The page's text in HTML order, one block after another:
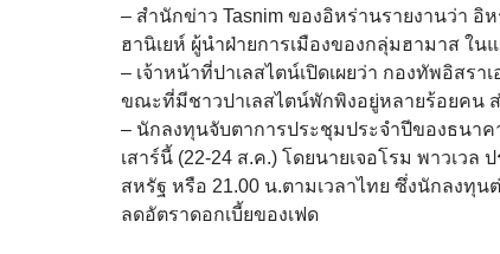
– สำนักข่าว Tasnim ของอิหร่านรายงานว่า
ฮานิเยห์ ผู้นำฝ่ายการเมืองของกลุ่มฮามาส ใน
– เจ้าหน้าที่ปาเลสไตน์เปิดเผยว่า กองทัพอิสร
ขณะที่มีชาวปาเลสไตน์พักพิงอยู่หลายร้อยคน ส่
– นักลงทุนจับตาการประชุมประจำปีของธนา
เสาร์นี้ (22-24 ส.ค.) โดยนายเจอโรม พาวเว
สหรัฐ หรือ 21.00 น.ตามเวลาไทย ซึ่งนักลงทุ
ลดอัตราดอกเบี้ยของเฟด